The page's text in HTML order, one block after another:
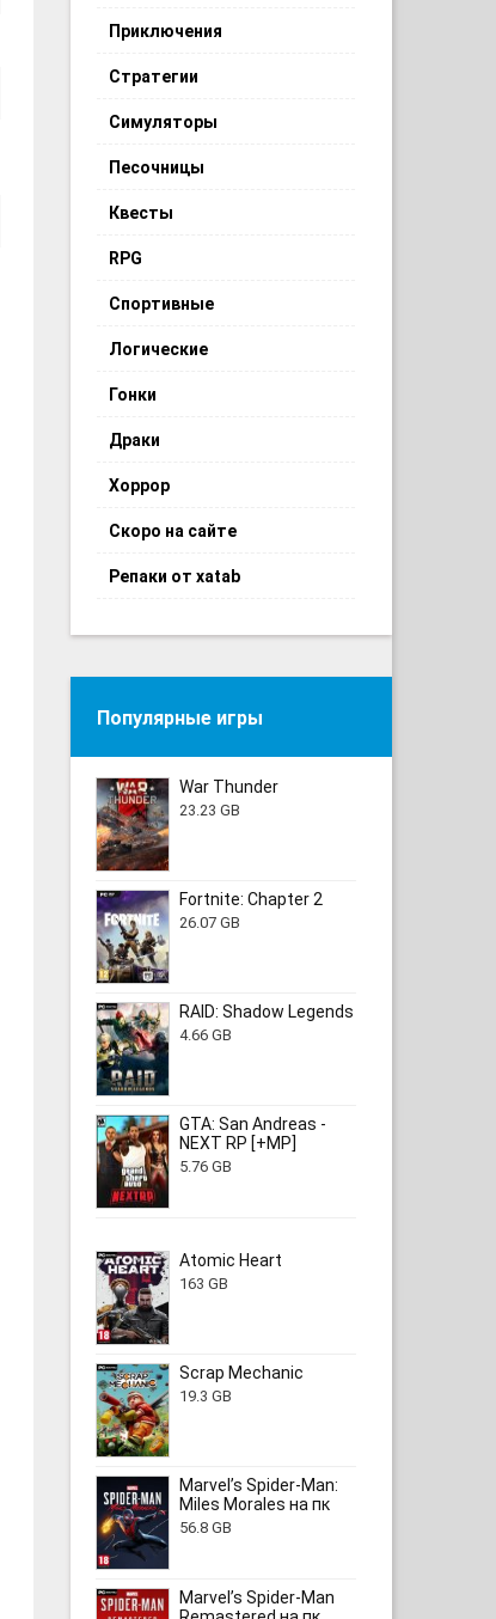
Приключения
Стратегии
Симуляторы
Песочницы
Квесты
RPG
Спортивные
Логические
Гонки
Драки
Хоррор
Скоро на сайте
Репаки от xatab
Популярные игры
War Thunder
23.23 GB
Fortnite: Chapter 2
26.07 GB
RAID: Shadow Legends
4.66 GB
GTA: San Andreas -
NEXT RP [+MP]
5.76 GB
Atomic Heart
163 GB
Scrap Mechanic
19.3 GB
Marvel’s Spider-Man:
Miles Morales на пк
56.8 GB
Marvel’s Spider-Man